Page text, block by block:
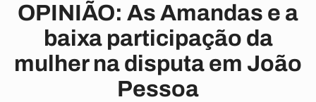
OPINIÃO: As Amandas e a
baixa participação da
mulher na disputa em João
Pessoa